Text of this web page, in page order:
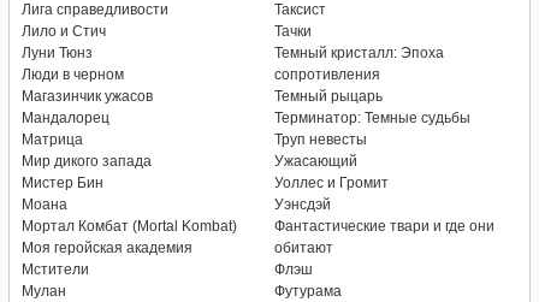
Лига справедливости
Лило и Стич
Луни Тюнз
Люди в черном
Магазинчик ужасов
Мандалорец
Матрица
Мир дикого запада
Мистер Бин
Моана
Мортал Комбат (Mortal Kombat)
Моя геройская академия
Мстители
Мулан
Таксист
Тачки
Темный кристалл: Эпоха
сопротивления
Темный рыцарь
Терминатор: Темные судьбы
Труп невесты
Ужасающий
Уоллес и Громит
Уэнсдэй
Фантастические твари и где они
обитают
Флэш
Футурама